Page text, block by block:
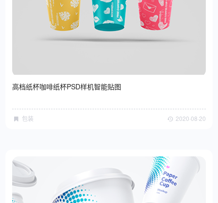
高档纸杯咖啡纸杯PSD样机智能贴图
包装 2020·08·20